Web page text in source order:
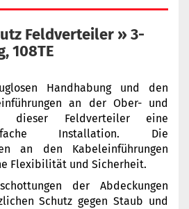
Feldverteiler » 3-
108TE
Handhabung und den
an der Ober- und
dieser Feldverteiler eine
Installation. Die
an den Kabeleinführungen
Flexibilität und Sicherheit.
der Abdeckungen
Schutz gegen Staub und